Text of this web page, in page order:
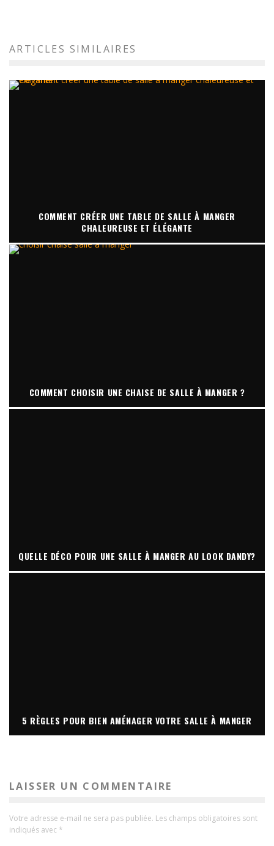
ARTICLES SIMILAIRES
COMMENT CRÉER UNE TABLE DE SALLE À MANGER
CHALEUREUSE ET ÉLÉGANTE
COMMENT CHOISIR UNE CHAISE DE SALLE À MANGER ?
QUELLE DÉCO POUR UNE SALLE À MANGER AU LOOK DANDY?
5 RÈGLES POUR BIEN AMÉNAGER VOTRE SALLE À MANGER
LAISSER UN COMMENTAIRE
Votre adresse e-mail ne sera pas publiée. Les champs obligatoires sont
indiqués avec *